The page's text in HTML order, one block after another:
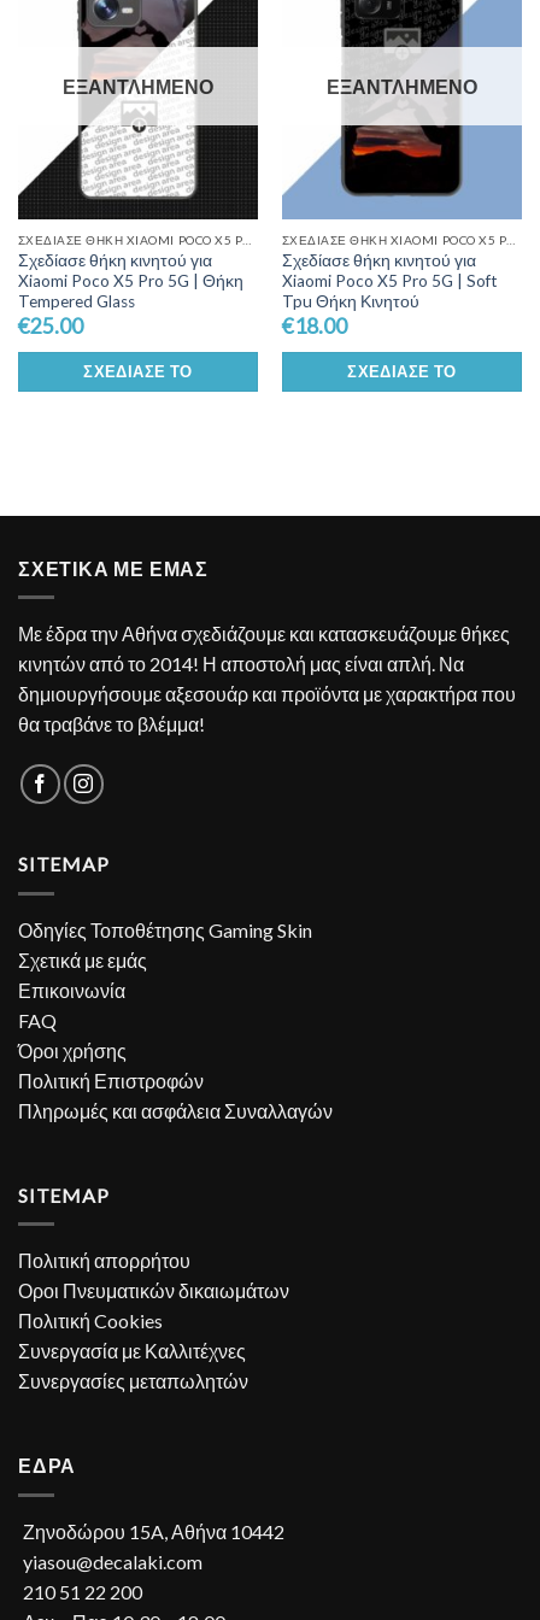
Wishlist
ΕΞΑΝΤΛΗΜΈΝΟ
Σχεδίασε θήκη κινητού για
Xiaomi Poco X5 Pro 5G | Θήκη
Tempered Glass
€25.00
ΣΧΕΔΊΑΣΕ ΤΟ
Wishlist
ΕΞΑΝΤΛΗΜΈΝΟ
Σχεδίασε θήκη κινητού για
Xiaomi Poco X5 Pro 5G | Soft
Tpu Θήκη Κινητού
€18.00
ΣΧΕΔΊΑΣΕ ΤΟ
ΣΧΕΤΙΚΑ ΜΕ ΕΜΑΣ
Με έδρα την Αθήνα σχεδιάζουμε και κατασκευάζουμε θήκες
κινητών από το 2014! Η αποστολή μας είναι απλή. Να
δημιουργήσουμε αξεσουάρ και προϊόντα με χαρακτήρα που
θα τραβάνε το βλέμμα!
SITEMAP
Οδηγίες Τοποθέτησης Gaming Skin
Σχετικά με εμάς
Επικοινωνία
FAQ
Όροι χρήσης
Πολιτική Επιστροφών
Πληρωμές και ασφάλεια Συναλλαγών
SITEMAP
Πολιτική απορρήτου
Οροι Πνευματικών δικαιωμάτων
Πολιτική Cookies
Συνεργασία με Καλλιτέχνες
Συνεργασίες μεταπωλητών
ΕΔΡΑ
Ζηνοδώρου 15A, Αθήνα 10442
yiasou@decalaki.com
210 51 22 200